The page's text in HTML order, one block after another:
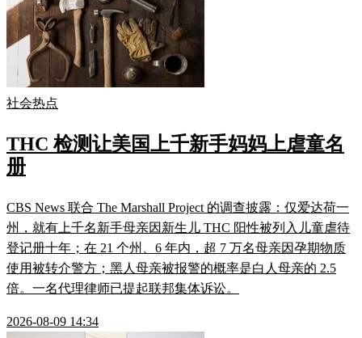
社会热点
THC 检测让美国上千新手妈妈上虐童名
册
CBS News 联合 The Marshall Project 的调查披露：仅爱达荷一
州，就有上千名新手母亲因新生儿 THC 阳性被列入儿童虐待
登记册十年；在 21 个州、6 年内，超 7 万名母亲因孕期物质
使用被转介警方；黑人母亲被报警的概率是白人母亲的 2.5
倍。一名代理律师已提起联邦集体诉讼。
2026-08-09 14:34